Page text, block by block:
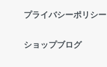
プライバシーポリシー
ショップブログ